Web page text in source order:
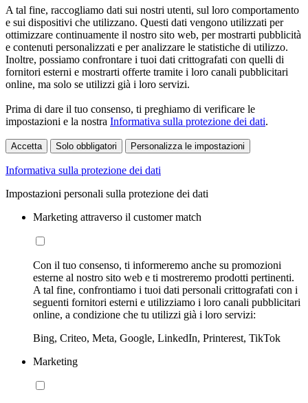
A tal fine, raccogliamo dati sui nostri utenti, sul loro comportamento
e sui dispositivi che utilizzano. Questi dati vengono utilizzati per
ottimizzare continuamente il nostro sito web, per mostrarti pubblicità
e contenuti personalizzati e per analizzare le statistiche di utilizzo.
Inoltre, possiamo confrontare i tuoi dati crittografati con quelli di
fornitori esterni e mostrarti offerte tramite i loro canali pubblicitari
online, ma solo se utilizzi già i loro servizi.
Prima di dare il tuo consenso, ti preghiamo di verificare le
impostazioni e la nostra Informativa sulla protezione dei dati.
Accetta Solo obbligatori Personalizza le impostazioni
Informativa sulla protezione dei dati
Impostazioni personali sulla protezione dei dati
Marketing attraverso il customer match
Con il tuo consenso, ti informeremo anche su promozioni
esterne al nostro sito web e ti mostreremo prodotti pertinenti.
A tal fine, confrontiamo i tuoi dati personali crittografati con i
seguenti fornitori esterni e utilizziamo i loro canali pubblicitari
online, a condizione che tu utilizzi già i loro servizi:
Bing, Criteo, Meta, Google, LinkedIn, Printerest, TikTok
Marketing